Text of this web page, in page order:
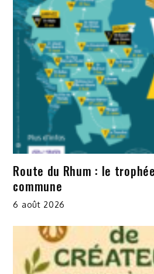
Route du Rhum : le
commune
6 août 2026